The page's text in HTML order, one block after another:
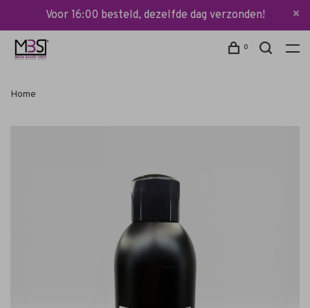
Voor 16:00 besteld, dezelfde dag verzonden!
0
Home